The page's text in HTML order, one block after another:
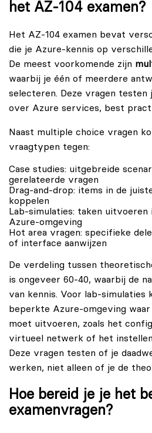
het AZ-104 examen?
Het AZ-104 examen bevat
die je Azure-kennis op
De meest voorkomende zijn
waarbij je één of meerdere
selecteren. Deze vragen testen
over Azure services, best
Naast multiple choice vragen
vraagtypen tegen:
Case studies: uitgebreide
gerelateerde vragen
Drag-and-drop: items in de
koppelen
Lab-simulaties: taken uitvoeren
Azure-omgeving
Hot area vragen: specifieke
of interface aanwijzen
De verdeling tussen
is ongeveer 60-40, waarbij de
van kennis. Voor lab-simulaties
beperkte Azure-omgeving
moet uitvoeren, zoals het
virtueel netwerk of het
Deze vragen testen of je
werken, niet alleen of je de
Hoe bereid je je het
examenvragen?